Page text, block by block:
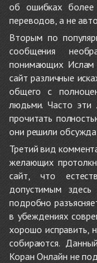
об ошибках
переводов, а не
Вторым по
сообщения
понимающих Ислам
сайт различные
общего с
людьми. Часто эти
прочитать
они решили
Третий вид
желающих
сайт, что
допустимым
подробно
в убеждениях
хорошо исправить,
собираются.
Коран Онлайн не